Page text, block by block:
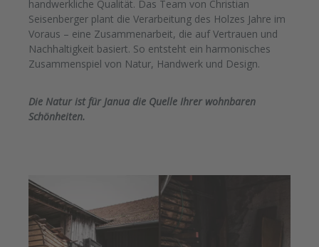
handwerkliche Qualität. Das Team von Christian
Seisenberger plant die Verarbeitung des Holzes Jahre im
Voraus – eine Zusammenarbeit, die auf Vertrauen und
Nachhaltigkeit basiert. So entsteht ein harmonisches
Zusammenspiel von Natur, Handwerk und Design.
Die Natur ist für Janua die Quelle Ihrer wohnbaren
Schönheiten.